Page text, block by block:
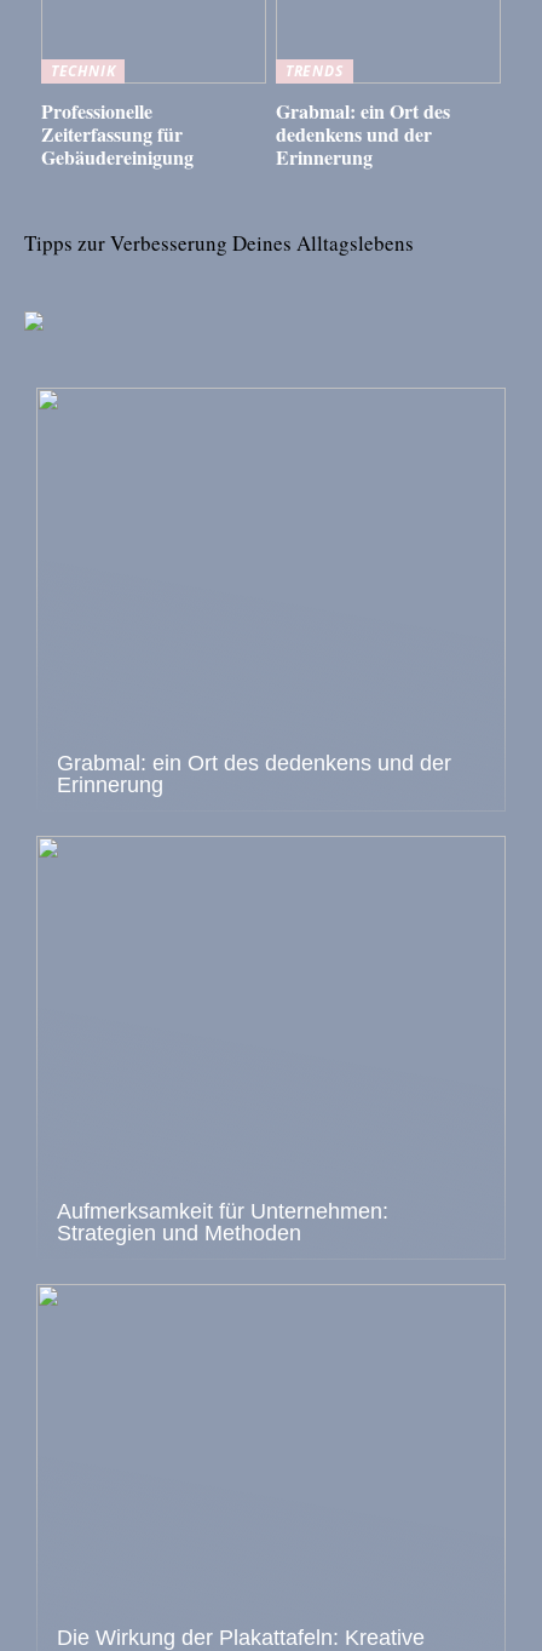
TECHNIK
Professionelle
Zeiterfassung für
Gebäudereinigung
TRENDS
Grabmal: ein Ort des
dedenkens und der
Erinnerung
Tipps zur Verbesserung Deines Alltagslebens
Grabmal: ein Ort des dedenkens und der
Erinnerung
Aufmerksamkeit für Unternehmen:
Strategien und Methoden
Die Wirkung der Plakattafeln: Kreative